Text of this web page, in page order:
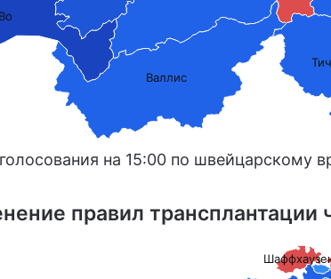
Во
Валлис
на 15:00 по швейцарскому
правил трансплантации